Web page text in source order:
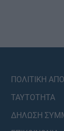
ΠΟΛΙΤΙΚΗ
ΤΑΥΤΟΤΗΤΑ
ΔΗΛΩΣΗ